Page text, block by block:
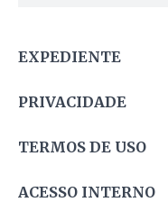
EXPEDIENTE
PRIVACIDADE
TERMOS DE USO
ACESSO INTERNO